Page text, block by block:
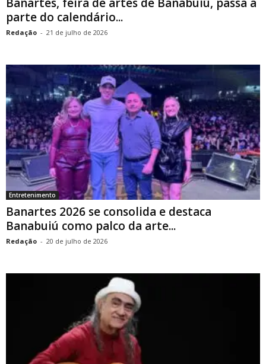
parte do calendário...
Redação - 21 de julho de 2026
Entretenimento
Banartes 2026 se consolida e destaca
Banabuiú como palco da arte...
Redação - 20 de julho de 2026